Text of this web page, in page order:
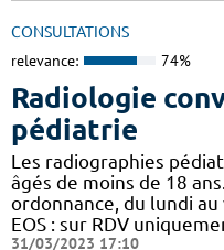
CONSULTATIONS
relevance: 74%
Radiologie
pédiatrie
Les radiographies
âgés de moins de 18 ans.
ordonnance, du lundi au
EOS : sur RDV
31/03/2023 17:10